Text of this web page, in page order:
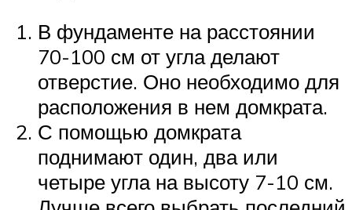
В фундаменте на расстоянии
70-100 см от угла делают
отверстие. Оно необходимо для
расположения в нем домкрата.
С помощью домкрата
поднимают один, два или
четыре угла на высоту 7-10 см.